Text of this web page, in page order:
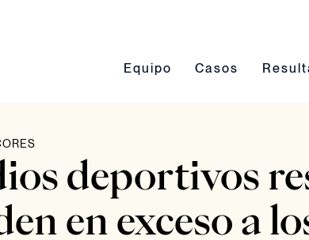
Conmutación del submenú
Equipo Conmutación del
Casos
deportivos
en exceso a